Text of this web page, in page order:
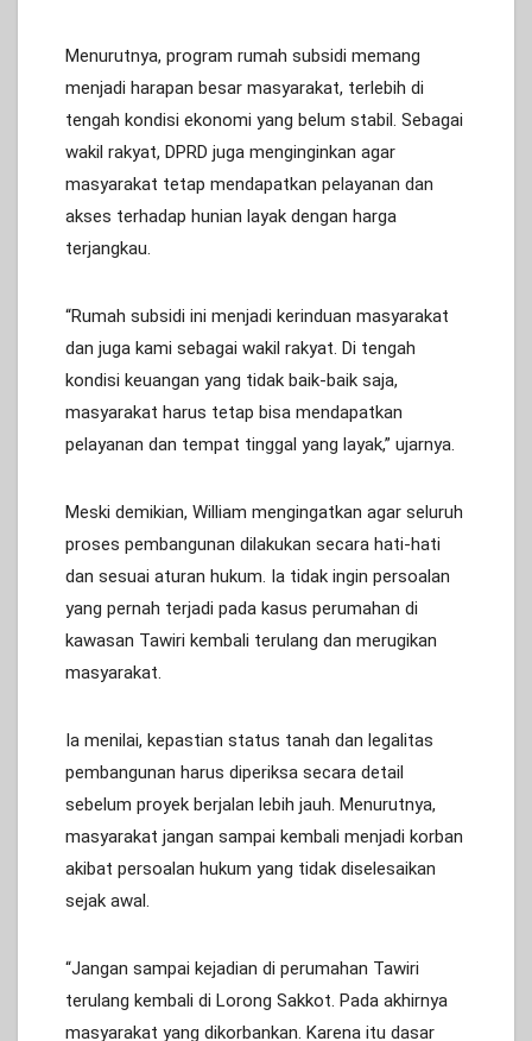
Menurutnya, program rumah subsidi memang
menjadi harapan besar masyarakat, terlebih di
tengah kondisi ekonomi yang belum stabil. Sebagai
wakil rakyat, DPRD juga menginginkan agar
masyarakat tetap mendapatkan pelayanan dan
akses terhadap hunian layak dengan harga
terjangkau.
“Rumah subsidi ini menjadi kerinduan masyarakat
dan juga kami sebagai wakil rakyat. Di tengah
kondisi keuangan yang tidak baik-baik saja,
masyarakat harus tetap bisa mendapatkan
pelayanan dan tempat tinggal yang layak,” ujarnya.
Meski demikian, William mengingatkan agar seluruh
proses pembangunan dilakukan secara hati-hati
dan sesuai aturan hukum. Ia tidak ingin persoalan
yang pernah terjadi pada kasus perumahan di
kawasan Tawiri kembali terulang dan merugikan
masyarakat.
Ia menilai, kepastian status tanah dan legalitas
pembangunan harus diperiksa secara detail
sebelum proyek berjalan lebih jauh. Menurutnya,
masyarakat jangan sampai kembali menjadi korban
akibat persoalan hukum yang tidak diselesaikan
sejak awal.
“Jangan sampai kejadian di perumahan Tawiri
terulang kembali di Lorong Sakkot. Pada akhirnya
masyarakat yang dikorbankan. Karena itu dasar